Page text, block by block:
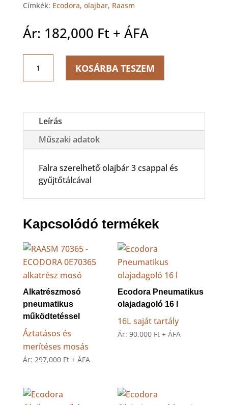
Címkék: Ecodora, olajbar, Raasm
Ár: 182,000 Ft + ÁFA
Olajbár
3
KOSÁRBA TESZEM
Leírás
Műszaki adatok
Falra szerelhető olajbár 3 csappal és
gyűjtőtálcával
Kapcsolódó termékek
Alkatrészmosó
pneumatikus
működtetéssel
Áztatásos és
merítéses mosás
Ár: 297,000 Ft + ÁFA
Ecodora Pneumatikus
olajadagoló 16 l
16L saját tartály
Ár:90,000 Ft + ÁFA